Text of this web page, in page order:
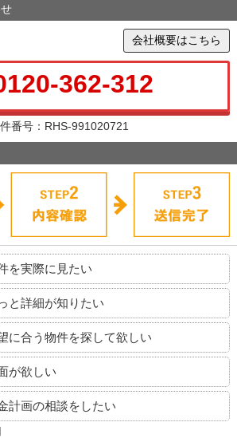
会社概要はこちら
362-312
番号：RHS-991020721
を実際に見たい
と詳細が知りたい
に合う物件を探して欲しい
が欲しい
計画の相談をしたい